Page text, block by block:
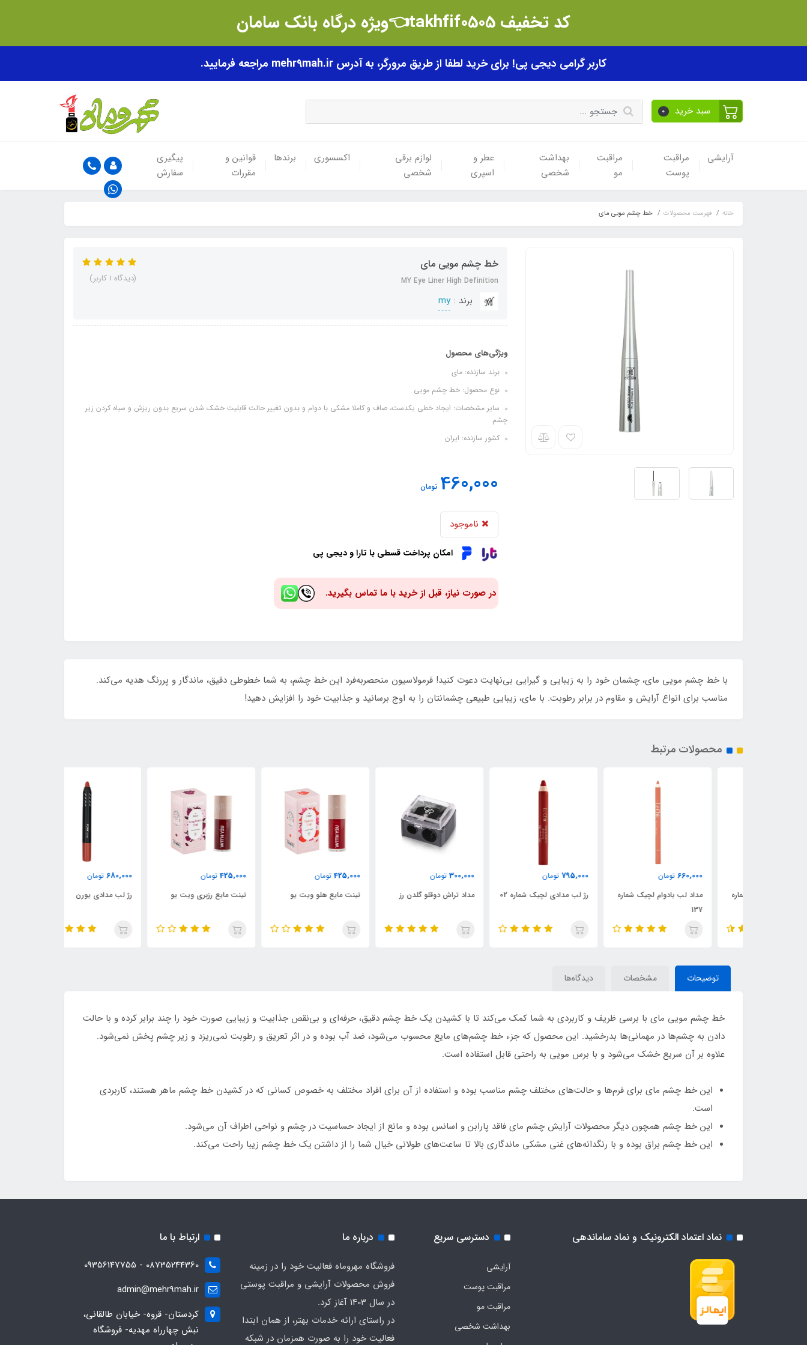
کد تخفیف takhfif0505👈ویژه درگاه بانک سامان
کاربر گرامی دیجی پی! برای خرید لطفا از طریق مرورگر، به آدرس mehr9mah.ir مراجعه فرمایید.
سبد خرید 0
آرایشی
مراقبت
پوست
مراقبت
مو
بهداشت
شخصی
عطر و
اسپری
لوازم برقی
شخصی
اکسسوری برندها
قوانین و
مقررات
پیگیری
سفارش
خانه فهرست محصولات خط چشم مویی مای
خط چشم مویی مای
MY Eye Liner High Definition
برند :my
(دیدگاه 1 کاربر)
ویژگی‌های محصول
برند سازنده: مای
نوع محصول: خط چشم مویی
سایر مشخصات: ایجاد خطی یکدست، صاف و کاملا مشکی با دوام و بدون تغییر حالت قابلیت خشک شدن سریع بدون ریزش و سیاه کردن زیر
چشم
کشور سازنده: ایران
460,000 تومان
ناموجود
امکان پرداخت قسطی با تارا و دیجی پی
در صورت نیاز، قبل از خرید با ما تماس بگیرید.
با خط چشم مویی مای، چشمان خود را به زیبایی و گیرایی بی‌نهایت دعوت کنید! فرمولاسیون منحصربه‌فرد این خط چشم، به شما خطوطی دقیق، ماندگار و پررنگ هدیه می‌کند.
مناسب برای انواع آرایش و مقاوم در برابر رطوبت. با مای، زیبایی طبیعی چشمانتان را به اوج برسانید و جذابیت خود را افزایش دهید!
محصولات مرتبط
تومان
مداد لب بادوام لچیک شماره
تومان
رژ لب مدادی لچیک شماره 02
تومان
مداد تراش دوقلو گلدن رز
تومان
تینت مایع هلو ویت یو
تومان
تینت مایع رزبری ویت یو
تومان
رژ لب مدادی یورن
توضیحات مشخصات دیدگاه‌ها
خط چشم مویی مای با برسی ظریف و کاربردی به شما کمک می‌کند تا با کشیدن یک خط چشم دقیق، حرفه‌ای و بی‌نقص جذابیت و زیبایی صورت خود را چند برابر کرده و با حالت
دادن به چشم‌ها در مهمانی‌ها بدرخشید. این محصول که جزء خط چشم‌های مایع محسوب می‌شود، ضد آب بوده و در اثر تعریق و رطوبت نمی‌ریزد و زیر چشم پخش نمی‌شود.
علاوه بر آن سریع خشک می‌شود و با برس مویی به راحتی قابل استفاده است.
این خط چشم مای برای فرم‌ها و حالت‌های مختلف چشم مناسب بوده و استفاده از آن برای افراد مختلف به خصوص کسانی که در کشیدن خط چشم ماهر هستند، کاربردی
است.
این خط چشم همچون دیگر محصولات آرایش چشم مای فاقد پارابن و اسانس بوده و مانع از ایجاد حساسیت در چشم و نواحی اطراف آن می‌شود.
این خط چشم براق بوده و با رنگدانه‌های غنی مشکی ماندگاری بالا تا ساعت‌های طولانی خیال شما را از داشتن یک خط چشم زیبا راحت می‌کند.
نماد اعتماد الکترونیک و نماد ساماندهی دسترسی سریع
آرایشی
مراقبت پوست
مراقبت مو
بهداشت شخصی
درباره ما
فروشگاه مهروماه فعالیت خود را در زمینه
فروش محصولات آرایشی و مراقبت پوستی
در سال 1403 آغاز کرد.
در راستای ارائه خدمات بهتر، از همان ابتدا
فعالیت خود را به صورت همزمان در شبکه
ارتباط با ما
08735244360 - 09356147755
admin@mehr9mah.ir
کردستان- قروه- خیابان طالقانی،
نبش چهارراه مهدیه- فروشگاه